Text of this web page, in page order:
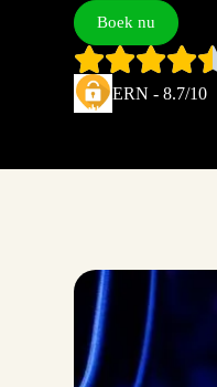
Boek nu
ERN - 8.7/10